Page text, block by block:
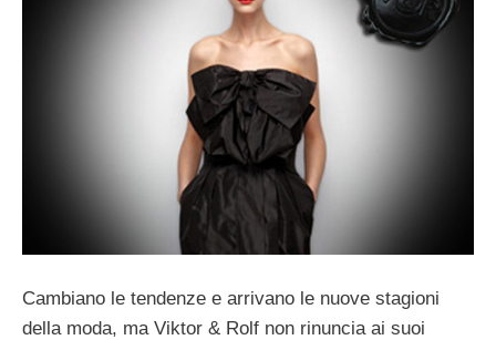
Cambiano le tendenze e arrivano le nuove stagioni
della moda, ma Viktor & Rolf non rinuncia ai suoi